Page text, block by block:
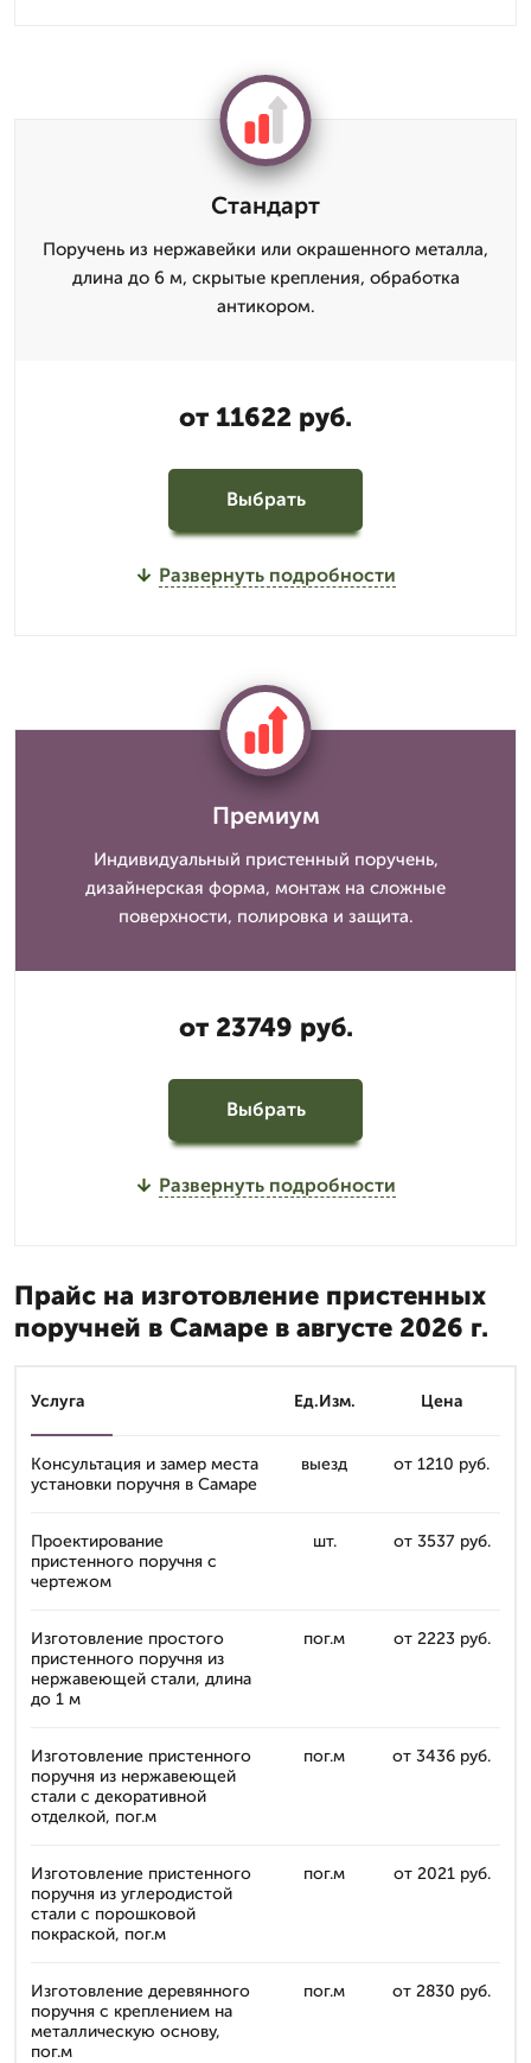
Стандарт
Поручень из нержавейки или окрашенного металла,
длина до 6 м, скрытые крепления, обработка
антикором.
от 11622 руб.
Выбрать
Развернуть подробности
Премиум
Индивидуальный пристенный поручень,
дизайнерская форма, монтаж на сложные
поверхности, полировка и защита.
от 23749 руб.
Выбрать
Развернуть подробности
Прайс на изготовление пристенных
поручней в Самаре в августе 2026 г.
Услуга Ед.Изм. Цена
Консультация и замер места
установки поручня в Самаре
выезд от 1210 руб.
Проектирование
пристенного поручня с
чертежом
шт. от 3537 руб.
Изготовление простого
пристенного поручня из
нержавеющей стали, длина
до 1 м
пог.м от 2223 руб.
Изготовление пристенного
поручня из нержавеющей
стали с декоративной
отделкой, пог.м
пог.м от 3436 руб.
Изготовление пристенного
поручня из углеродистой
стали с порошковой
покраской, пог.м
пог.м от 2021 руб.
Изготовление деревянного
поручня с креплением на
металлическую основу,
пог.м
пог.м от 2830 руб.